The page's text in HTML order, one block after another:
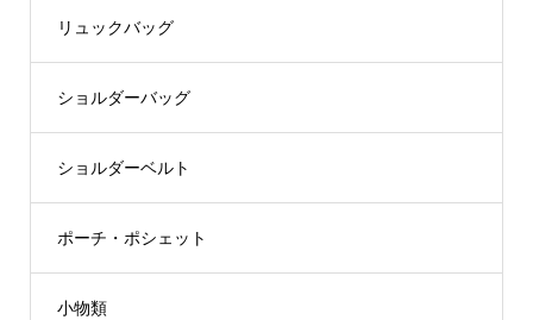
リュックバッグ
ショルダーバッグ
ショルダーベルト
ポーチ・ポシェット
小物類